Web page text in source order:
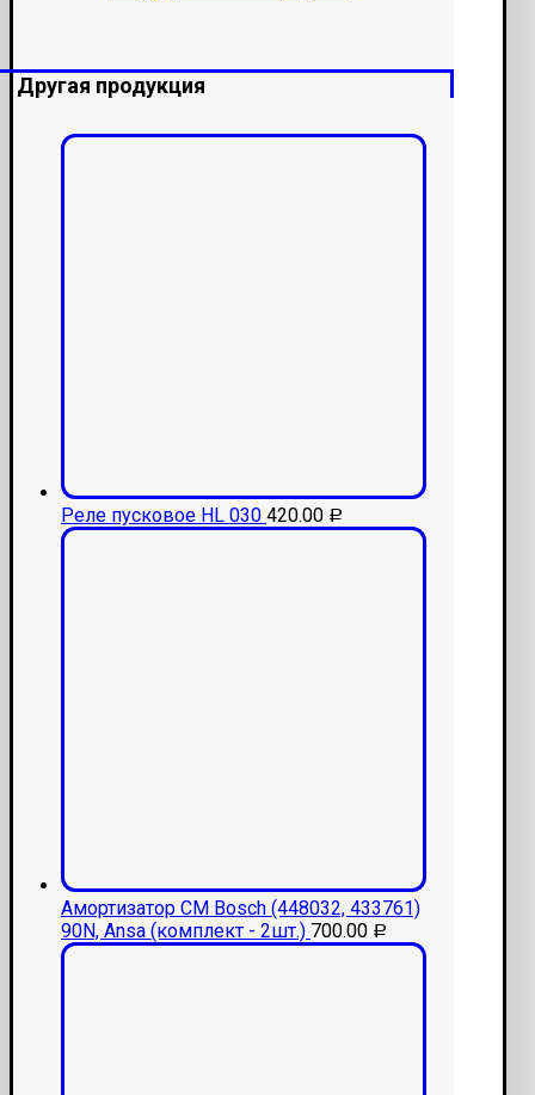
Другая продукция
Реле пусковое HL 030 420.00 Р
Амортизатор СМ Bosch (448032, 433761)
90N, Ansa (комплект - 2шт.) 700.00 Р